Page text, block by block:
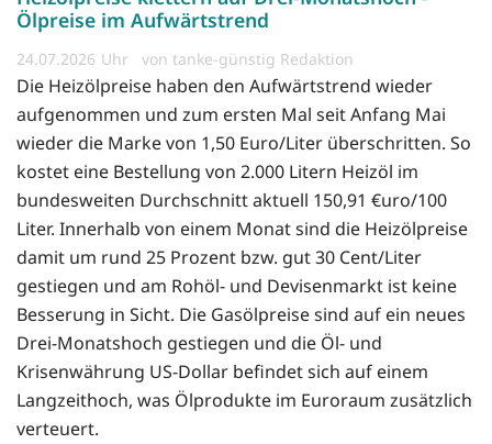
Ölpreise im Aufwärtstrend
24.07.2026 von tanke-günstig Redaktion
Die Heizölpreise haben den Aufwärtstrend wieder
aufgenommen und zum ersten Mal seit Anfang Mai
wieder die Marke von 1,50 Euro/Liter überschritten. So
kostet eine Bestellung von 2.000 Litern Heizöl im
bundesweiten Durchschnitt aktuell 150,91 €uro/100
Liter. Innerhalb von einem Monat sind die Heizölpreise
damit um rund 25 Prozent bzw. gut 30 Cent/Liter
gestiegen und am Rohöl- und Devisenmarkt ist keine
Besserung in Sicht. Die Gasölpreise sind auf ein neues
Drei-Monatshoch gestiegen und die Öl- und
Krisenwährung US-Dollar befindet sich auf einem
Langzeithoch, was Ölprodukte im Euroraum zusätzlich
verteuert.